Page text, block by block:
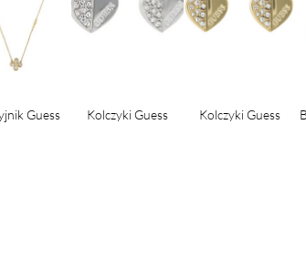
Guess Kolczyki Guess Kolczyki Guess